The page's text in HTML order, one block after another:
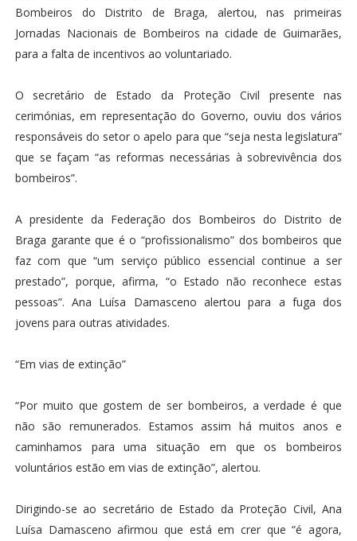
Bombeiros do Distrito de Braga, alertou, nas primeiras
Jornadas Nacionais de Bombeiros na cidade de Guimarães,
para a falta de incentivos ao voluntariado.
O secretário de Estado da Proteção Civil presente nas
cerimónias, em representação do Governo, ouviu dos vários
responsáveis do setor o apelo para que “seja nesta legislatura”
que se façam “as reformas necessárias à sobrevivência dos
bombeiros”.
A presidente da Federação dos Bombeiros do Distrito de
Braga garante que é o “profissionalismo” dos bombeiros que
faz com que “um serviço público essencial continue a ser
prestado”, porque, afirma, “o Estado não reconhece estas
pessoas”. Ana Luísa Damasceno alertou para a fuga dos
jovens para outras atividades.
“Em vias de extinção”
“Por muito que gostem de ser bombeiros, a verdade é que
não são remunerados. Estamos assim há muitos anos e
caminhamos para uma situação em que os bombeiros
voluntários estão em vias de extinção”, alertou.
Dirigindo-se ao secretário de Estado da Proteção Civil, Ana
Luísa Damasceno afirmou que está em crer que “é agora,